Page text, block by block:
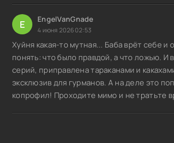
E EngelVanGnade
4 июня 2026 02:53
Хуйня какая-то мутная... Баба врёт себе
понять: что было правдой, а что ложью. И
серий, приправлена тараканами и
эксклюзив для гурманов. А на деле это
копрофил! Проходите мимо и не тратьте